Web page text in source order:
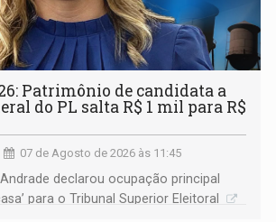
Patrimônio de candidata a
do PL salta R$ 1 mil para R$
07 de Agosto de 2026 às 11:45
declarou ocupação principal
para o Tribunal Superior Eleitoral